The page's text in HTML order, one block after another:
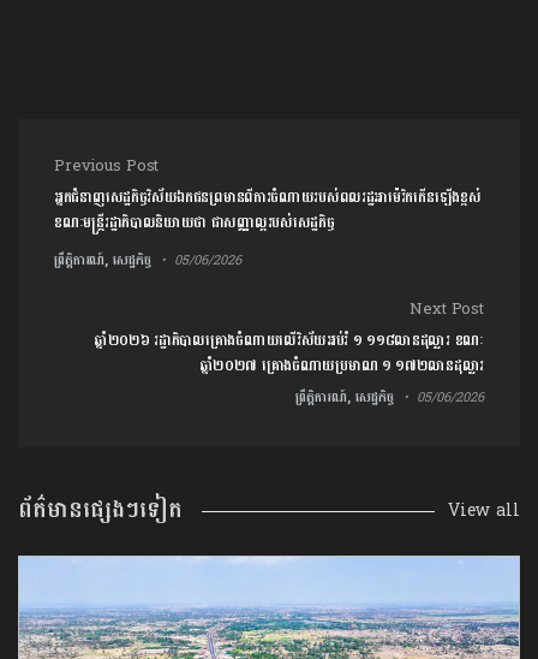
Post navigation
Previous Post
អ្នកជំនាញសេដ្ឋកិច្ចវិស័យឯកជនព្រមានពីការចំណាយរបស់ពលរដ្ឋអាម៉េរិកកើនឡើងខ្ពស់
ខណៈមន្ត្រីរដ្ឋាភិបាលនិយាយថា ជាសញ្ញាល្អរបស់សេដ្ឋកិច្ច
ព្រឹត្តិការណ៍, សេដ្ឋកិច្ច 05/06/2026
Next Post
ឆ្នាំ២០២៦ រដ្ឋាភិបាល​គ្រោងចំណាយលើវិស័យអប់រំ ១ ១១៨លានដុល្លារ ខណៈ
ឆ្នាំ២០២៧ គ្រោងចំណាយ​ប្រមាណ ១ ១៧២លាន​ដុល្លារ​
ព្រឹត្តិការណ៍, សេដ្ឋកិច្ច 05/06/2026
ព័ត៌មានផ្សេងៗទៀត View all